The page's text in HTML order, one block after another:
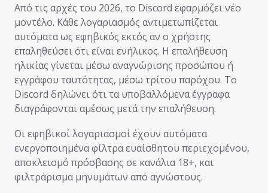
Από τις αρχές του 2026, το Discord εφαρμόζει νέο
μοντέλο. Κάθε λογαριασμός αντιμετωπίζεται
αυτόματα ως εφηβικός εκτός αν ο χρήστης
επαληθεύσει ότι είναι ενήλικος. Η επαλήθευση
ηλικίας γίνεται μέσω αναγνώρισης προσώπου ή
εγγράφου ταυτότητας, μέσω τρίτου παρόχου. Το
Discord δηλώνει ότι τα υποβαλλόμενα έγγραφα
διαγράφονται αμέσως μετά την επαλήθευση.
Οι εφηβικοί λογαριασμοί έχουν αυτόματα
ενεργοποιημένα φίλτρα ευαίσθητου περιεχομένου,
αποκλεισμό πρόσβασης σε κανάλια 18+, και
φιλτράρισμα μηνυμάτων από αγνώστους.